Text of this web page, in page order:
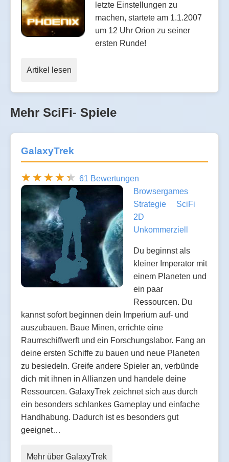
letzte Einstellungen zu
machen, startete am 1.1.2007
um 12 Uhr Orion zu seiner
ersten Runde!
Artikel lesen
Mehr SciFi- Spiele
GalaxyTrek
61 Bewertungen
Browsergames
Strategie
SciFi
2D
Unkommerziell
Du beginnst als
kleiner Imperator mit
einem Planeten und
ein paar
Ressourcen. Du
kannst sofort beginnen dein Imperium auf- und
auszubauen. Baue Minen, errichte eine
Raumschiffwerft und ein Forschungslabor. Fang an
deine ersten Schiffe zu bauen und neue Planeten
zu besiedeln. Greife andere Spieler an, verbünde
dich mit ihnen in Allianzen und handele deine
Ressourcen. GalaxyTrek zeichnet sich aus durch
ein besonders schlankes Gameplay und einfache
Handhabung. Dadurch ist es besonders gut
geeignet…
Mehr über GalaxyTrek